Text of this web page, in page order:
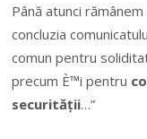
Până atunci
concluzia
comun pentru
precum È™i pentru
securității…”